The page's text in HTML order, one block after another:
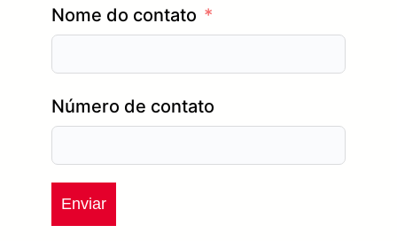
Nome do contato
Número de contato
Enviar